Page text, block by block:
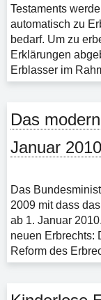
Testaments
automatisch zu
bedarf. Um zu
Erklärungen
Erblasser im
Das
Januar
Das
2009 mit dass
ab 1. Januar
neuen Erbrechts:
Reform des